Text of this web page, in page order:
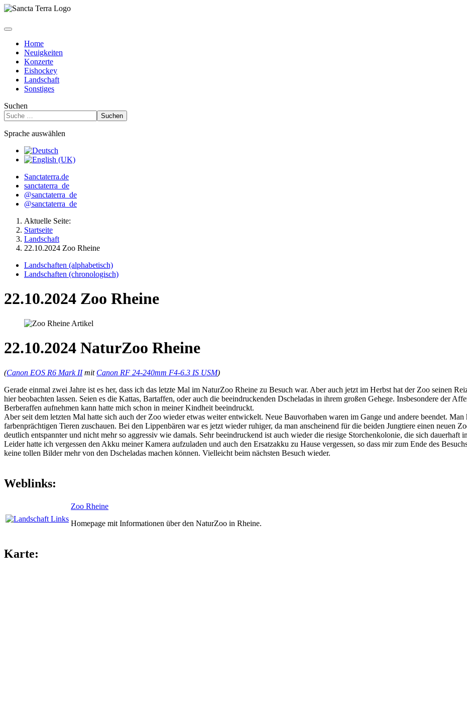
Home
Neuigkeiten
Konzerte
Eishockey
Landschaft
Sonstiges
Suchen
Suchen
Sprache auswählen
Sanctaterra.de
sanctaterra_de
@sanctaterra_de
@sanctaterra_de
Aktuelle Seite:
Startseite
Landschaft
22.10.2024 Zoo Rheine
Landschaften (alphabetisch)
Landschaften (chronologisch)
22.10.2024 Zoo Rheine
22.10.2024 NaturZoo Rheine
(Canon EOS R6 Mark IImit Canon RF 24-240mm F4-6.3 IS USM)
Gerade einmal zwei Jahre ist es her, dass ich das letzte Mal im NaturZoo Rheine zu Besuch war. Aber auch jetzt im Herbst hat der Zoo seinen
hier beobachten lassen. Seien es die Kattas, Bartaffen, oder auch die beeindruckenden Dscheladas in ihrem großen Gehege. Insbesondere der
Berberaffen aufnehmen kann hatte mich schon in meiner Kindheit beeindruckt.
Aber seit dem letzten Mal hatte sich auch der Zoo wieder etwas weiter entwickelt. Neue Bauvorhaben waren im Gange und andere beendet.
farbenprächtigen Tieren zuschauen. Bei den Lippenbären war es jetzt wieder ruhiger, da man anscheinend für die beiden Jungtiere einen neuen
deutlich entspannter und nicht mehr so aggressiv wie damals. Sehr beeindruckend ist auch wieder die riesige Storchenkolonie, die sich dauerhaft
Leider hatte ich vergessen den Akku meiner Kamera aufzuladen und auch den Ersatzakku zu Hause vergessen, so dass mir zum Ende des
keine tollen Bilder mehr von den Dscheladas machen können. Vielleicht beim nächsten Besuch wieder.
Weblinks:
Zoo Rheine
Homepage mit Informationen über den NaturZoo in Rheine.
Karte: